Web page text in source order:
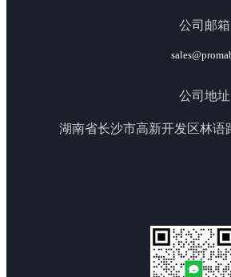
公司邮
公司地
湖南省长沙市高新开发区林语